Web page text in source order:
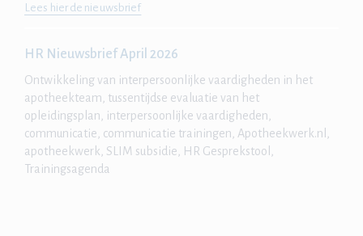
Lees hier de nieuwsbrief
HR Nieuwsbrief April 2026
Ontwikkeling van interpersoonlijke vaardigheden in het
apotheekteam, tussentijdse evaluatie van het
opleidingsplan, interpersoonlijke vaardigheden,
communicatie, communicatie trainingen, Apotheekwerk.nl,
apotheekwerk, SLIM subsidie, HR Gesprekstool,
Trainingsagenda